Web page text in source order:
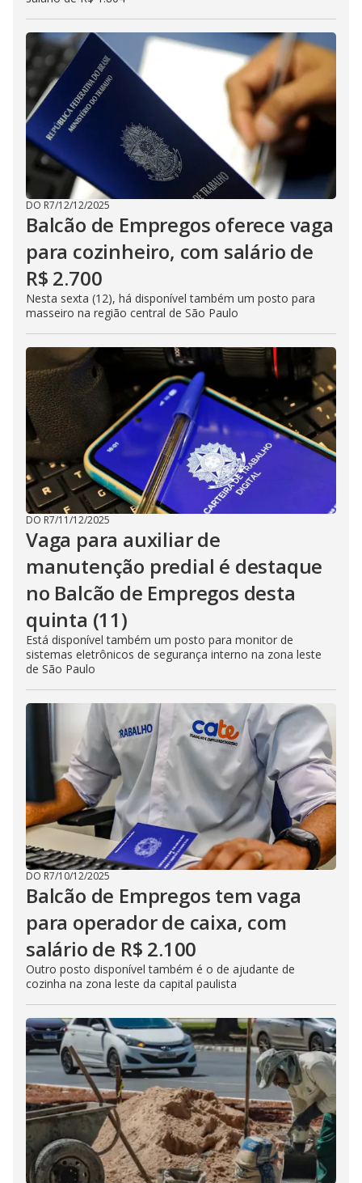
DO R7/12/12/2025
Balcão de Empregos oferece vaga
para cozinheiro, com salário de
R$ 2.700
Nesta sexta (12), há disponível também um posto para
masseiro na região central de São Paulo
DO R7/11/12/2025
Vaga para auxiliar de
manutenção predial é destaque
no Balcão de Empregos desta
quinta (11)
Está disponível também um posto para monitor de
sistemas eletrônicos de segurança interno na zona leste
de São Paulo
DO R7/10/12/2025
Balcão de Empregos tem vaga
para operador de caixa, com
salário de R$ 2.100
Outro posto disponível também é o de ajudante de
cozinha na zona leste da capital paulista